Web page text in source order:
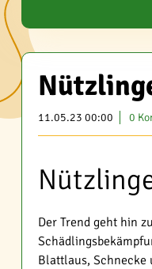
11.05.23 00:00 0
Der Trend geht hin
Blattlaus, Schnecke